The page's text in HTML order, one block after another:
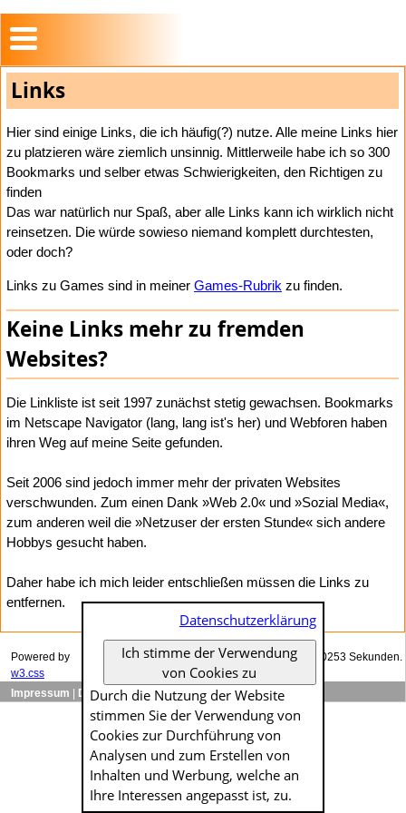
Links
Hier sind einige Links, die ich häufig(?) nutze. Alle meine Links hier
zu platzieren wäre ziemlich unsinnig. Mittlerweile habe ich so 300
Bookmarks und selber etwas Schwierigkeiten, den Richtigen zu
finden
Das war natürlich nur Spaß, aber alle Links kann ich wirklich nicht
reinsetzen. Die würde sowieso niemand komplett durchtesten,
oder doch?
Links zu Games sind in meiner Games-Rubrik zu finden.
Keine Links mehr zu fremden
Websites?
Die Linkliste ist seit 1997 zunächst stetig gewachsen. Bookmarks
im Netscape Navigator (lang, lang ist's her) und Webforen haben
ihren Weg auf meine Seite gefunden.
Seit 2006 sind jedoch immer mehr der privaten Websites
verschwunden. Zum einen Dank »Web 2.0« und »Sozial Media«,
zum anderen weil die »Netzuser der ersten Stunde« sich andere
Hobbys gesucht haben.
Daher habe ich mich leider entschließen müssen die Links zu
entfernen.
Das Generieren dieser Seite dauerte genau 0.00253 Sekunden.
Powered by
w3.css
Impressum
Datenschutzerklärung
Datenschutzerklärung
Ich stimme der Verwendung
von Cookies zu
Durch die Nutzung der Website
stimmen Sie der Verwendung von
Cookies zur Durch­führung von
Analysen und zum Erstellen von
Inhalten und Werbung, welche an
Ihre Interessen angepasst ist, zu.